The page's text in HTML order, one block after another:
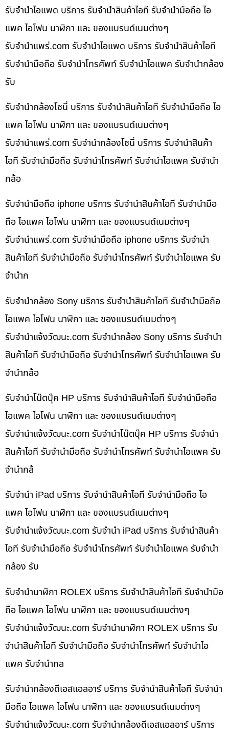
รับจำนำไอแพด บริการ รับจำนำสินค้าไอที รับจำนำมือถือ ไอ
แพค ไอโฟน นาฬิกา และ ของแบรนด์เนมต่างๆ
รับจํานําแพร่.com รับจำนำไอแพด บริการ รับจำนำสินค้าไอที
รับจำนำมือถือ รับจำนำโทรศัพท์ รับจำนำไอแพค รับจำนำกล้อง
รับ
รับจำนำกล้องโซนี่ บริการ รับจำนำสินค้าไอที รับจำนำมือถือ ไอ
แพค ไอโฟน นาฬิกา และ ของแบรนด์เนมต่างๆ
รับจํานําแพร่.com รับจำนำกล้องโซนี่ บริการ รับจำนำสินค้า
ไอที รับจำนำมือถือ รับจำนำโทรศัพท์ รับจำนำไอแพค รับจำนำ
กล้อ
รับจำนำมือถือ iphone บริการ รับจำนำสินค้าไอที รับจำนำมือ
ถือ ไอแพค ไอโฟน นาฬิกา และ ของแบรนด์เนมต่างๆ
รับจํานําแพร่.com รับจำนำมือถือ iphone บริการ รับจำนำ
สินค้าไอที รับจำนำมือถือ รับจำนำโทรศัพท์ รับจำนำไอแพค รับ
จำนำก
รับจำนำกล้อง Sony บริการ รับจำนำสินค้าไอที รับจำนำมือถือ
ไอแพค ไอโฟน นาฬิกา และ ของแบรนด์เนมต่างๆ
รับจํานําแจ้งวัฒนะ.com รับจำนำกล้อง Sony บริการ รับจำนำ
สินค้าไอที รับจำนำมือถือ รับจำนำโทรศัพท์ รับจำนำไอแพค รับ
จำนำกล้อ
รับจำนำโน๊ตบุ๊ค HP บริการ รับจำนำสินค้าไอที รับจำนำมือถือ
ไอแพค ไอโฟน นาฬิกา และ ของแบรนด์เนมต่างๆ
รับจํานําแจ้งวัฒนะ.com รับจำนำโน๊ตบุ๊ค HP บริการ รับจำนำ
สินค้าไอที รับจำนำมือถือ รับจำนำโทรศัพท์ รับจำนำไอแพค รับ
จำนำกล้
รับจำนำ iPad บริการ รับจำนำสินค้าไอที รับจำนำมือถือ ไอ
แพค ไอโฟน นาฬิกา และ ของแบรนด์เนมต่างๆ
รับจํานําแจ้งวัฒนะ.com รับจำนำ iPad บริการ รับจำนำสินค้า
ไอที รับจำนำมือถือ รับจำนำโทรศัพท์ รับจำนำไอแพค รับจำนำ
กล้อง รับ
รับจำนำนาฬิกา ROLEX บริการ รับจำนำสินค้าไอที รับจำนำมือ
ถือ ไอแพค ไอโฟน นาฬิกา และ ของแบรนด์เนมต่างๆ
รับจํานําแจ้งวัฒนะ.com รับจำนำนาฬิกา ROLEX บริการ รับ
จำนำสินค้าไอที รับจำนำมือถือ รับจำนำโทรศัพท์ รับจำนำไอ
แพค รับจำนำกล
รับจำนำกล้องดีเอสแอลอาร์ บริการ รับจำนำสินค้าไอที รับจำนำ
มือถือ ไอแพค ไอโฟน นาฬิกา และ ของแบรนด์เนมต่างๆ
รับจํานําแจ้งวัฒนะ.com รับจำนำกล้องดีเอสแอลอาร์ บริการ